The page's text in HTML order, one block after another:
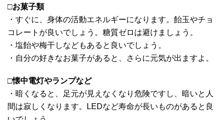
□お菓子類
・すぐに、身体の活動エネルギーになります。飴玉やチョ
コレートが良いでしょう。糖質ゼロは避けましょう。
・塩飴や梅干しなどもあると良いでしょう。
・自分の好きなお菓子があると、さらに元気が出ますよ。
□懐中電灯やランプなど
・暗くなると、足元が見えなくなり危険ですし、暗いと人
間は寂しくなります。LEDなど寿命が長いものがあると良